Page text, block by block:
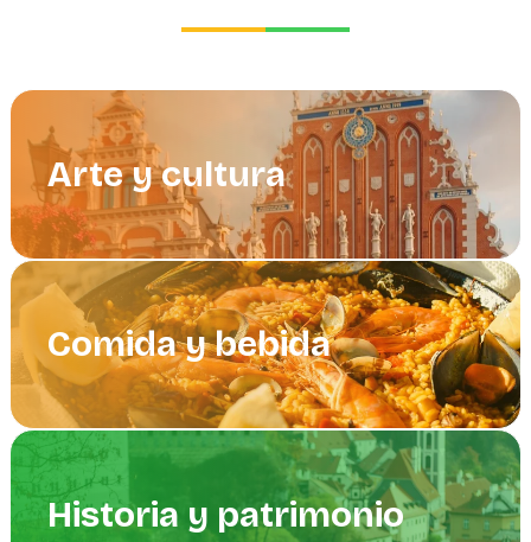
Arte y cultura
Comida y bebida
Historia y patrimonio